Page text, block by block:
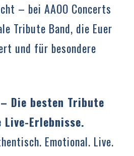
– bei AAOO Concerts
Tribute Band, die Euer
und für besondere
Die besten Tribute
Erlebnisse.
Emotional. Live.